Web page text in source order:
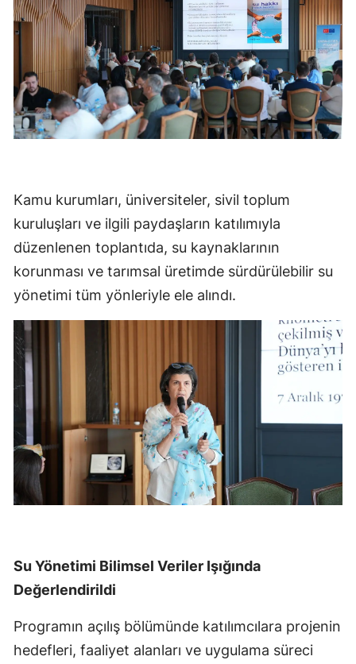
Kamu kurumları, üniversiteler, sivil toplum
kuruluşları ve ilgili paydaşların katılımıyla
düzenlenen toplantıda, su kaynaklarının
korunması ve tarımsal üretimde sürdürülebilir su
yönetimi tüm yönleriyle ele alındı.
Su Yönetimi Bilimsel Veriler Işığında
Değerlendirildi
Programın açılış bölümünde katılımcılara projenin
hedefleri, faaliyet alanları ve uygulama süreci